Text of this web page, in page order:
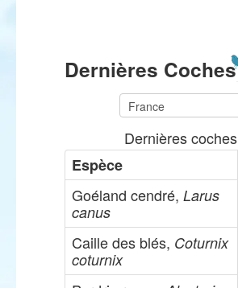
Dernières Coches
Dernières coches
Espèce
Goéland cendré, Larus
canus
Caille des blés, Coturnix
coturnix